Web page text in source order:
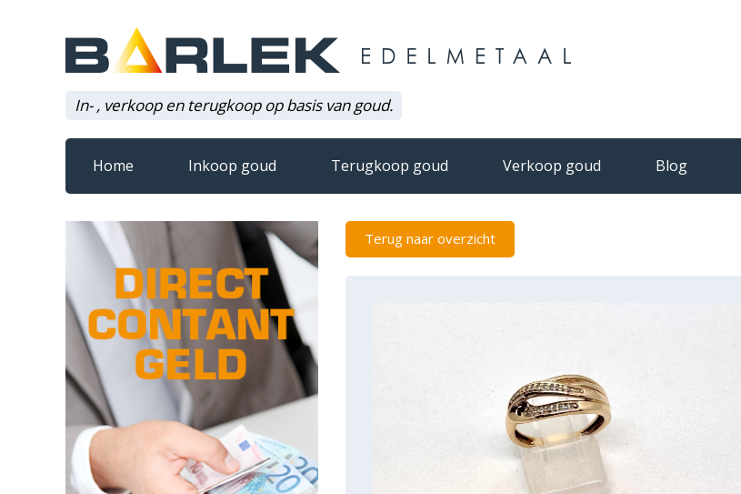
In- , verkoop en terugkoop op basis van goud.
Home Inkoop goud Terugkoop goud Verkoop goud Blog
Terug naar overzicht